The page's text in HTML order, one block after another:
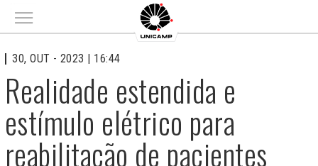
Main menu
Realidade estendida e
estímulo elétrico para
reabilitação de pacientes
30, OUT - 2023 | 16:44